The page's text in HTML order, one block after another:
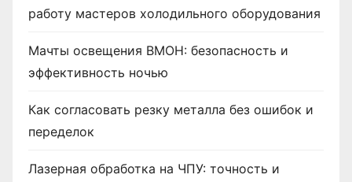
работу мастеров холодильного оборудования
Мачты освещения ВМОН: безопасность и
эффективность ночью
Как согласовать резку металла без ошибок и
переделок
Лазерная обработка на ЧПУ: точность и